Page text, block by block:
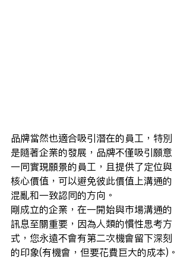
品牌當然也適合吸引潛在的員工，特別
是隨著企業的發展，品牌不僅吸引願意
一同實現願景的員工，且提供了定位與
核心價值，可以避免彼此價值上溝通的
混亂和一致認同的方向。
剛成立的企業，在一開始與市場溝通的
訊息至關重要，因為人類的慣性思考方
式，您永遠不會有第二次機會留下深刻
的印象(有機會，但要花費巨大的成本)。